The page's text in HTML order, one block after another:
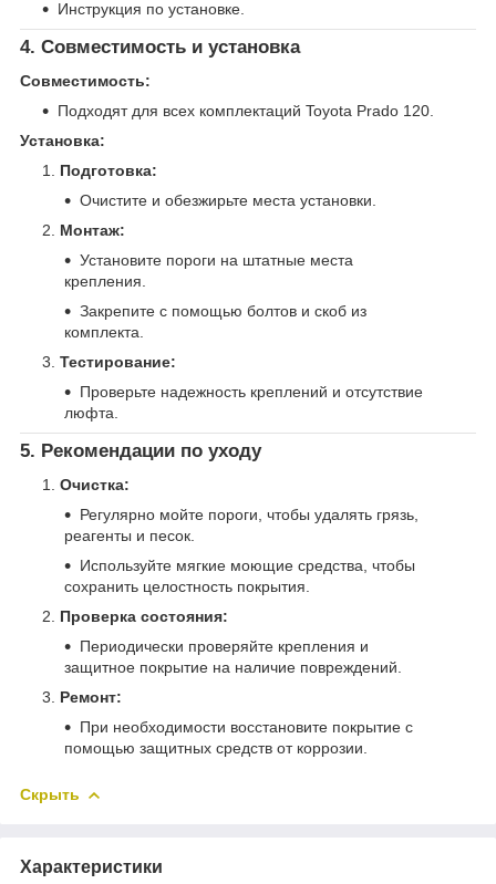
Инструкция по установке.
4. Совместимость и установка
Совместимость:
Подходят для всех комплектаций Toyota Prado 120.
Установка:
Подготовка:
Очистите и обезжирьте места установки.
Монтаж:
Установите пороги на штатные места
крепления.
Закрепите с помощью болтов и скоб из
комплекта.
Тестирование:
Проверьте надежность креплений и отсутствие
люфта.
5. Рекомендации по уходу
Очистка:
Регулярно мойте пороги, чтобы удалять грязь,
реагенты и песок.
Используйте мягкие моющие средства, чтобы
сохранить целостность покрытия.
Проверка состояния:
Периодически проверяйте крепления и
защитное покрытие на наличие повреждений.
Ремонт:
При необходимости восстановите покрытие с
помощью защитных средств от коррозии.
Скрыть
Характеристики